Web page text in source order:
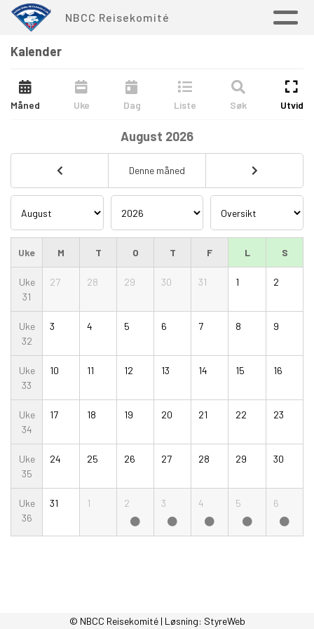
NBCC Reisekomité
Kalender
Måned Uke Dag Liste Søk Utvid
Denne måned
August 2026
Uke M T O T F L S
Uke
31
27 28 29 30 31 1 2
Uke
32
3 4 5 6 7 8 9
Uke
33
10 11 12 13 14 15 16
Uke
34
17 18 19 20 21 22 23
Uke
35
24 25 26 27 28 29 30
Uke
36
31 1 2 3 4 5 6
© NBCC Reisekomité | Løsning: StyreWeb